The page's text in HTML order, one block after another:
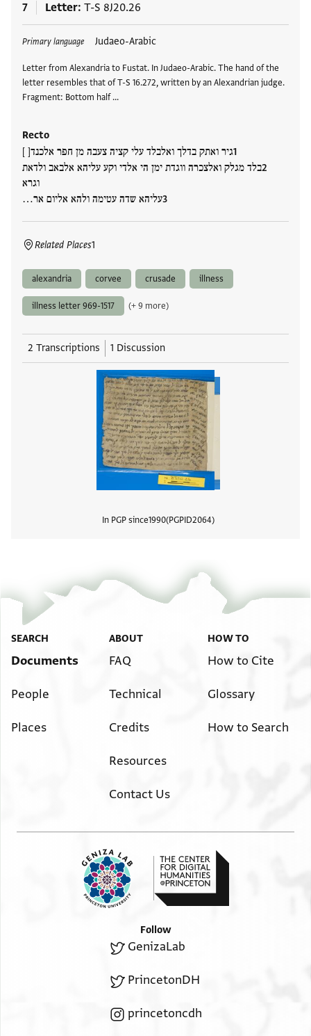
7 Letter T-S 8J20.26
Primary language Judaeo-Arabic
Letter from Alexandria to Fustat. In Judaeo-Arabic. The hand of the
letter resembles that of T-S 16.272, written by an Alexandrian judge.
Fragment: Bottom half …
Recto
גיר ואתק בדלך ואלבלד עלי קציה צעבה מן חפר אלכנד[ ]
בלד מגלק ואלצכרה ווגדת ימן הי אלדי וקע עליהא אלבאב ולדאת
וגרא
עליהא שדה עטימה ולהא אליום אר…
Related Places1
Tags
alexandria corvee crusade illness
illness letter 969-1517 (+ 9 more)
2 Transcriptions 1 Discussion
In PGP since1990 PGPID2064
SEARCH
Documents
People
Places
ABOUT
FAQ
Technical
Credits
Resources
Contact Us
HOW TO
How to Cite
Glossary
How to Search
Follow
GenizaLab
PrincetonDH
princetoncdh